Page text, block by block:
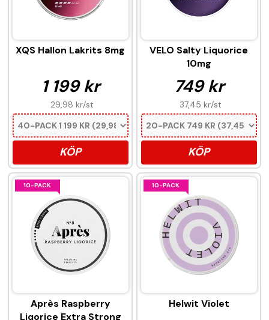
XQS Hallon Lakrits 8mg
1 199 kr
29,98 kr/st
KÖP
VELO Salty Liquorice
10mg
749 kr
37,45 kr/st
KÖP
10-PACK
Après Raspberry
Liqorice Extra Strong
10-PACK
Helwit Violet